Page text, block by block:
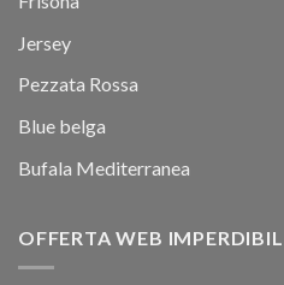
Jersey
Pezzata Rossa
Blue belga
Bufala Mediterranea
OFFERTA WEB